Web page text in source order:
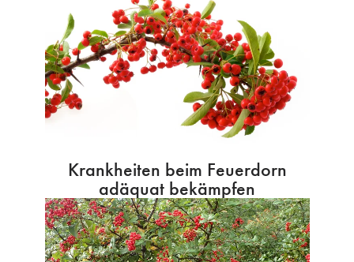
Krankheiten beim Feuerdorn
adäquat bekämpfen